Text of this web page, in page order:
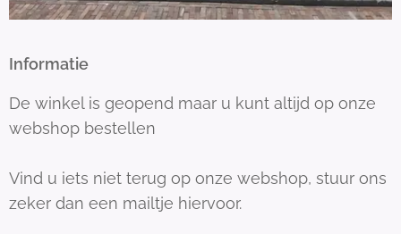
Informatie
De winkel is geopend maar u kunt altijd op onze
webshop bestellen
Vind u iets niet terug op onze webshop, stuur ons
zeker dan een mailtje hiervoor.